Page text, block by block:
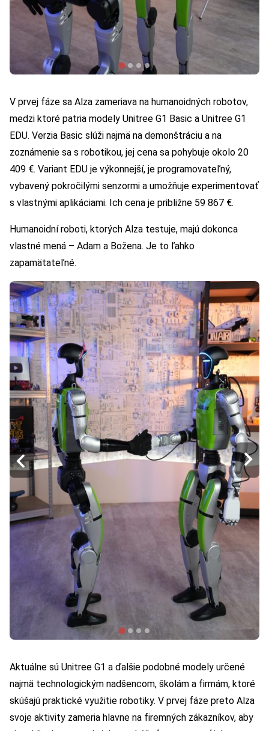
V prvej fáze sa Alza zameriava na humanoidných robotov,
medzi ktoré patria modely Unitree G1 Basic a Unitree G1
EDU. Verzia Basic slúži najmä na demonštráciu a na
zoznámenie sa s robotikou, jej cena sa pohybuje okolo 20
409 €. Variant EDU je výkonnejší, je programovateľný,
vybavený pokročilými senzormi a umožňuje experimentovať
s vlastnými aplikáciami. Ich cena je približne 59 867 €.
Humanoidní roboti, ktorých Alza testuje, majú dokonca
vlastné mená – Adam a Božena. Je to ľahko
zapamätateľné.
Aktuálne sú Unitree G1 a ďalšie podobné modely určené
najmä technologickým nadšencom, školám a firmám, ktoré
skúšajú praktické využitie robotiky. V prvej fáze preto Alza
svoje aktivity zameria hlavne na firemných zákazníkov, aby